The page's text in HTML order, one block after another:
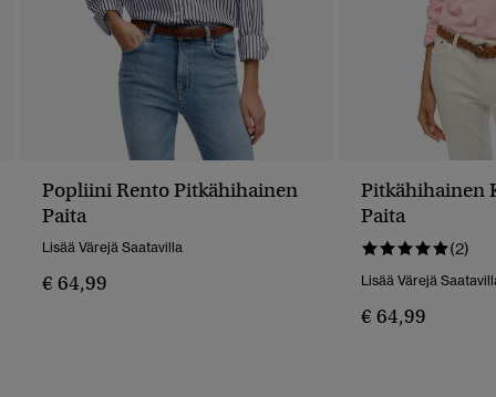
Popliini Rento Pitkähihainen
Paita
Lisää Värejä Saatavilla
€ 64,99
Pitkähihainen
Paita
(2)
Lisää Värejä
€ 64,99